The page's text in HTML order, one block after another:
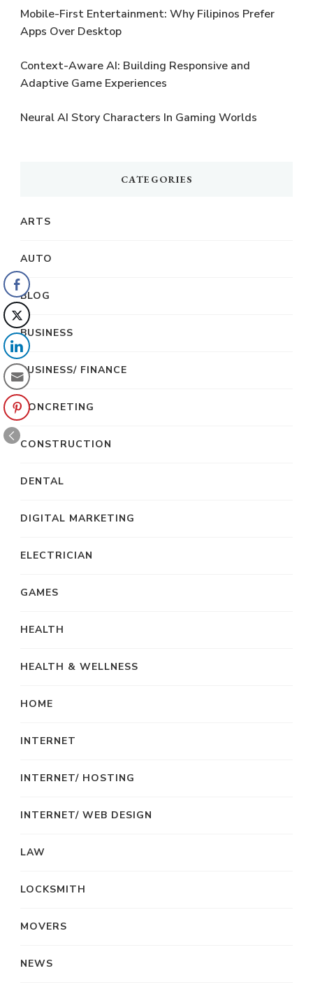
Mobile-First Entertainment: Why Filipinos Prefer
Apps Over Desktop
Context-Aware AI: Building Responsive and
Adaptive Game Experiences
Neural AI Story Characters In Gaming Worlds
CATEGORIES
ARTS
AUTO
BLOG
BUSINESS
BUSINESS/ FINANCE
CONCRETING
CONSTRUCTION
DENTAL
DIGITAL MARKETING
ELECTRICIAN
GAMES
HEALTH
HEALTH & WELLNESS
HOME
INTERNET
INTERNET/ HOSTING
INTERNET/ WEB DESIGN
LAW
LOCKSMITH
MOVERS
NEWS